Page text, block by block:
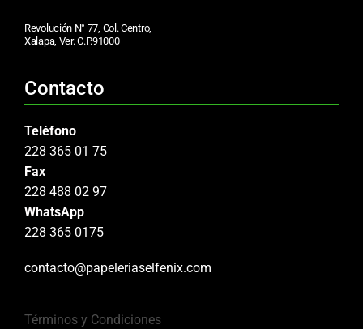
Revolución N° 77, Col. Centro,
Xalapa, Ver. C.P.91000
Contacto
Teléfono
228 365 01 75
Fax
228 488 02 97
WhatsApp
228 365 0175
contacto@papeleriaselfenix.com
Términos y Condiciones